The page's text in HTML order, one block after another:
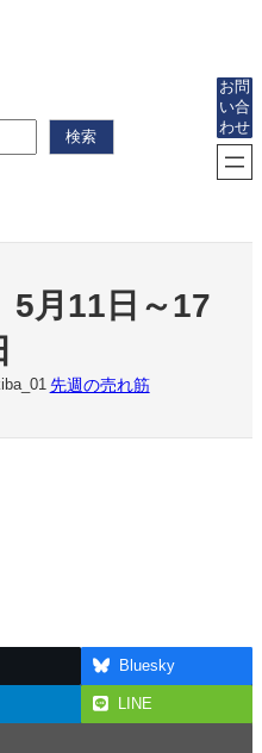
検索
お問
い合
わせ
月11日～17
先週の売れ筋
Bluesky
LINE